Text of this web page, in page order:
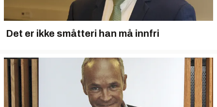
Det er ikke småtteri han må innfri